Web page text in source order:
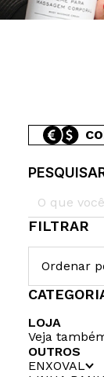
FILTRAR
Ordenar
LOJA
Veja
OUTROS
ENXOVAL